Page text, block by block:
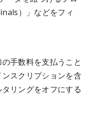
）」などをフィ
手数料を支払うこと
スクリプションを含
リングをオフにする